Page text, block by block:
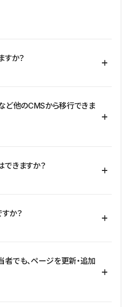
すか？
サイト、LP、採用サイト、ブロ
、店舗・商品紹介サイト、ポートフ
。
ど他のCMSから移行できま
ンツ、URLを整理したうえで、
できます。 WordPressの場合は、
のまま移行されるわけではないた
イン、CMS設計、URL・リダイレク
きますか？
イトや、複数部門での運用、権限管
ステムとの連携など、個別の要件が
ださい。
か？
の期間、CMS利用数の上限、権限
異なります。詳しくは料金プランペ
でも、ページを更新・追加